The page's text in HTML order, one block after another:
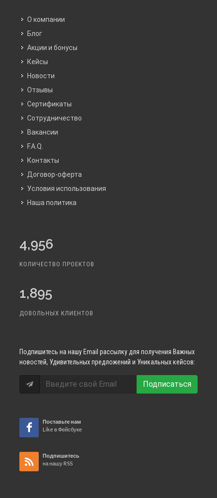
О компании
Блог
Акции и бонусы
Кейсы
Новости
Отзывы
Сертификаты
Сотрудничество
Вакансии
F.A.Q.
Контакты
Договор-оферта
Условия использования
Наша политика
4,956
КОЛИЧЕСТВО ПРОЕКТОВ
1,895
ДОВОЛЬНЫХ КЛИЕНТОВ
Подпишитесь на нашу Email рассылку для получения Важных
новостей, Удивительных предложений и Уникальных кейсов:
Подписаться
Поставьте нам
Like в Фейсбуке
Подпишитесь
на нашу RSS